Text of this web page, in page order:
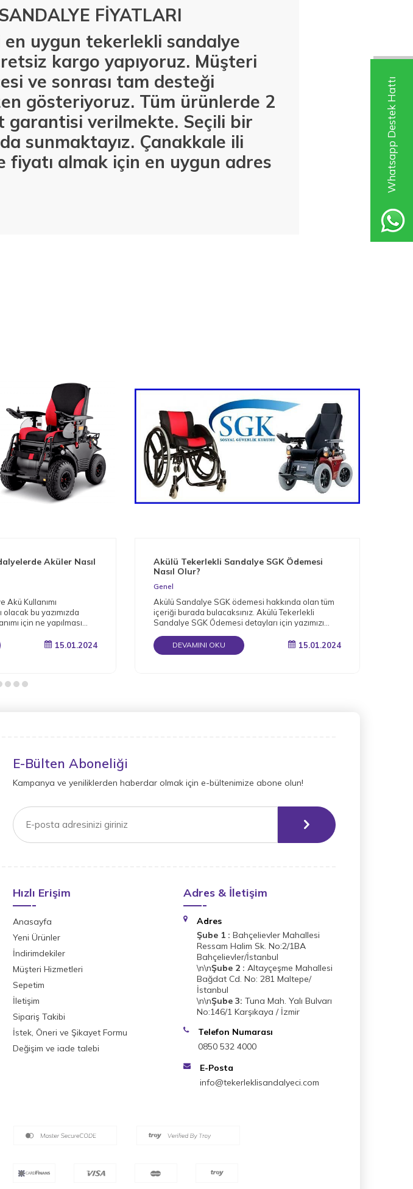
Whatsapp Destek Hattı
FİYATLARI
uygun tekerlekli sandalye
kargo yapıyoruz. Müşteri
ve sonrası tam desteği
gösteriyoruz. Tüm ürünlerde 2
garantisi verilmekte. Seçili bir
sunmaktayız. Çanakkale ili
fiyatı almak için en uygun adres
Aküler Nasıl
Akü Kullanımı
bu yazımızda
için ne yapılması
15.01.2024
Akülü Tekerlekli Sandalye SGK Ödemesi
Nasıl Olur?
Genel
Akülü Sandalye SGK ödemesi hakkında olan tüm
içeriği burada bulacaksınız. Akülü Tekerlekli
Sandalye SGK Ödemesi detayları için yazımızı
DEVAMINI OKU 15.01.2024
E-Bülten Aboneliği
Kampanya ve yeniliklerden haberdar olmak için e-bültenimize abone olun!
Hızlı Erişim
Anasayfa
Yeni Ürünler
İndirimdekiler
Müşteri Hizmetleri
Sepetim
İletişim
Sipariş Takibi
İstek, Öneri ve Şikayet Formu
Değişim ve iade talebi
Adres & İletişim
Adres
Şube 1 : Bahçelievler Mahallesi
Ressam Halim Sk. No:2/1BA
Bahçelievler/İstanbul
\n\nŞube 2 : Altayçeşme Mahallesi
Bağdat Cd. No: 281 Maltepe/
İstanbul
\n\nŞube 3: Tuna Mah. Yalı Bulvarı
No:146/1 Karşıkaya / İzmir
Telefon Numarası
0850 532 4000
E-Posta
info@tekerleklisandalyeci.com